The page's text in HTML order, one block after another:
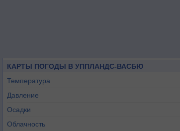
КАРТЫ ПОГОДЫ В УППЛАНДС-ВАСБЮ
Температура
Давление
Осадки
Облачность